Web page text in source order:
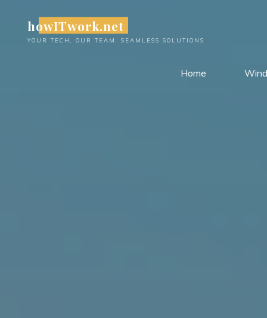
content
howITwork.net
YOUR TECH, OUR TEAM, SEAMLESS SOLUTIONS
Home